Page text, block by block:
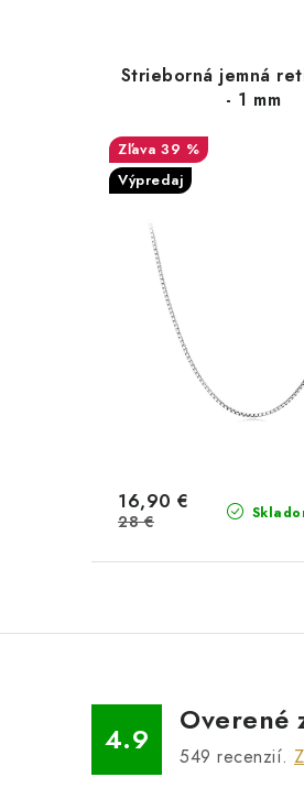
Strieborná jemná
- 1 mm
39 %
Výpredaj
16,90 €
28 €
4.9
Overené
549 recenzií.